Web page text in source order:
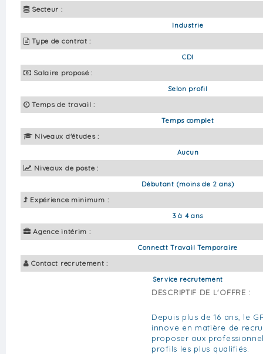
Secteur :
Industrie
Type de contrat :
CDI
Salaire proposé :
Selon profil
Temps de travail :
Temps complet
Niveaux d'études :
Aucun
Niveaux de poste :
Débutant (moins de 2 ans)
Expérience minimum :
3 à 4 ans
Agence intérim :
Connectt Travail Temporaire
Contact recrutement :
Service recrutement
DESCRIPTIF DE L'OFFRE :
Depuis plus de 16 ans, le
innove en matière de
proposer aux
profils les plus qualifiés.